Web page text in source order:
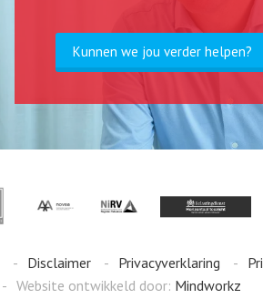
Kunnen we jou verder helpen?
Disclaimer Privacyverklaring
Website ontwikkeld door: Mindworkz